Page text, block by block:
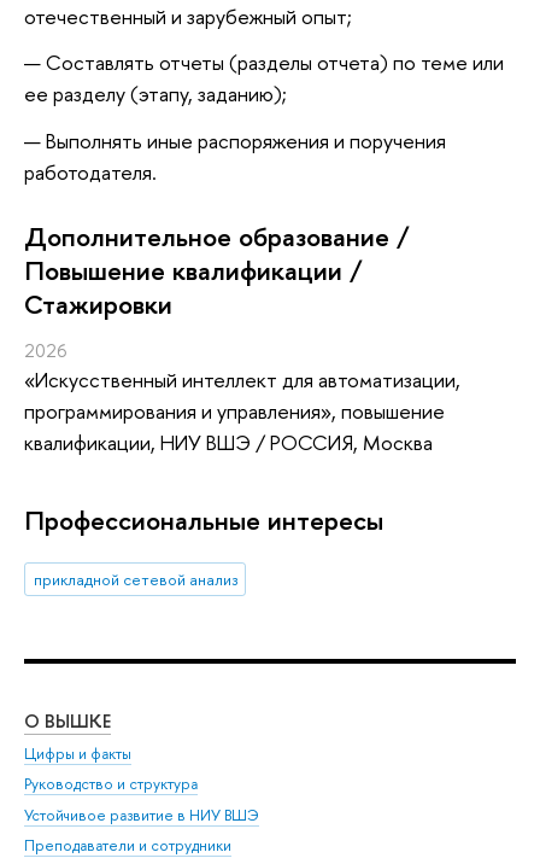
отечественный и зарубежный опыт;
Составлять отчеты (разделы отчета) по теме или
ее разделу (этапу, заданию);
Выполнять иные распоряжения и поручения
работодателя.
Дополнительное образование /
Повышение квалификации /
Стажировки
2026
«Искусственный интеллект для автоматизации,
программирования и управления», повышение
квалификации, НИУ ВШЭ / РОССИЯ, Москва
Профессиональные интересы
прикладной сетевой анализ
О ВЫШКЕ
Цифры и факты
Руководство и структура
Устойчивое развитие в НИУ ВШЭ
Преподаватели и сотрудники